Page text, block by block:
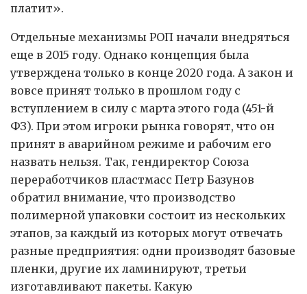
платит».
Отдельные механизмы РОП начали внедряться
еще в 2015 году. Однако концепция была
утверждена только в конце 2020 года. А закон и
вовсе принят только в прошлом году с
вступлением в силу с марта этого года (451-й
ФЗ). При этом игроки рынка говорят, что он
принят в аварийном режиме и рабочим его
назвать нельзя. Так, гендиректор Союза
переработчиков пластмасс Петр Базунов
обратил внимание, что производство
полимерной упаковки состоит из нескольких
этапов, за каждый из которых могут отвечать
разные предприятия: одни производят базовые
пленки, другие их ламинируют, третьи
изготавливают пакеты. Какую